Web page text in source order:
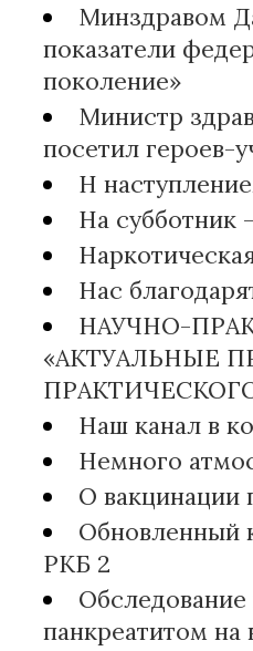
Минздравом
показатели
поколение»
Министр
посетил
Н
На субботник
Нас
НАУЧНО-
«АКТУАЛЬНЫЕ
Наш канал в
Немного
О вакцинации
Обновленный
РКБ 2
панкреатитом